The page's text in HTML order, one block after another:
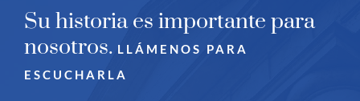
Su historia es importante para
nosotros. LLÁMENOS PARA
ESCUCHARLA